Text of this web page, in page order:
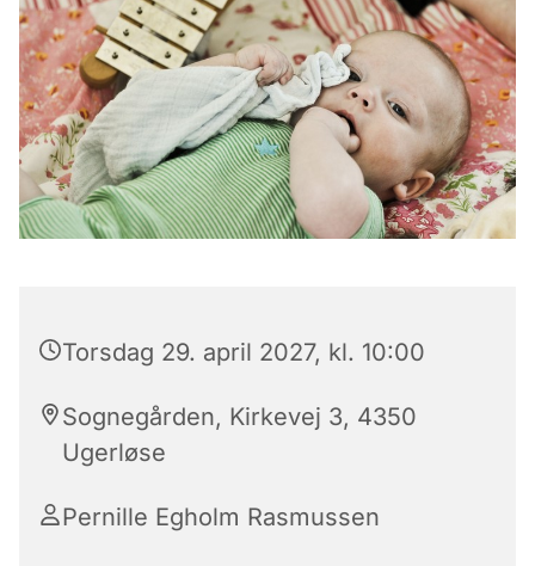
Torsdag 29. april 2027, kl. 10:00
Sognegården, Kirkevej 3, 4350
Ugerløse
Pernille Egholm Rasmussen